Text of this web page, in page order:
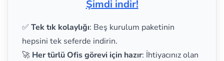
Şimdi indir!
✅ Tek tık kolaylığı: Beş kurulum paketinin
hepsini tek seferde indirin.
🚀 Her türlü Ofis görevi için hazır: İhtiyacınız olan